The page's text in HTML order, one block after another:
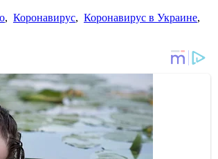
, Коронавирус, Коронавирус в Украине,